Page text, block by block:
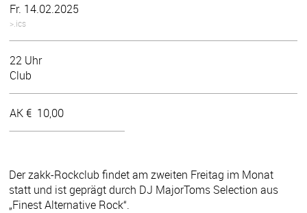
Fr. 14.02.2025
>.ics
22 Uhr
Club
AK € 10,00
Der zakk-Rockclub findet am zweiten Freitag im Monat
statt und ist geprägt durch DJ MajorToms Selection aus
„Finest Alternative Rock“.